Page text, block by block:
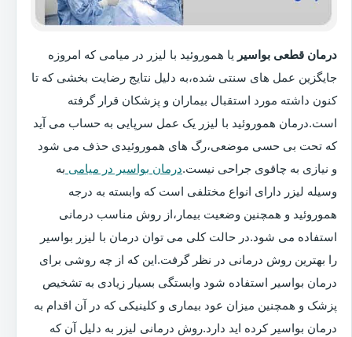
درمان قطعی بواسیر یا هموروئید با لیزر در میامی که امروزه
جایگزین عمل های سنتی شده،به دلیل نتایج رضایت بخشی که تا
کنون داشته مورد استقبال بیماران و پزشکان قرار گرفته
است.درمان هموروئید با لیزر یک عمل سرپایی به حساب می آید
که تحت بی حسی موضعی،رگ های هموروئیدی حذف می شود
و نیازی به چاقوی جراحی نیست.درمان بواسیر در میامی به
وسیله لیزر دارای انواع مختلفی است که وابسته به درجه
هموروئید و همچنین وضعیت بیمار،از روش مناسب درمانی
استفاده می شود.در حالت کلی می توان درمان با لیزر بواسیر
را بهترین روش درمانی در نظر گرفت.این که از چه روشی برای
درمان بواسیر استفاده شود وابستگی بسیار زیادی به تشخیص
پزشک و همچنین میزان عود بیماری و کلینیکی که در آن اقدام به
درمان بواسیر کرده اید دارد.روش درمانی لیزر به دلیل آن که